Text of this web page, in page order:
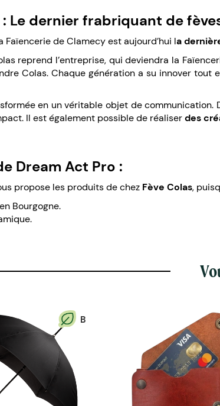
: Le dernier frabriquant de
Faïencerie de Clamecy est aujourd’hui la
reprend l’entreprise, qui deviendra la
Colas. Chaque génération a su innover tout
en un véritable objet de
Il est également possible de réaliserdes
Dream Act Pro :
propose les produits de chez Fève Colas,
Bourgogne.
B